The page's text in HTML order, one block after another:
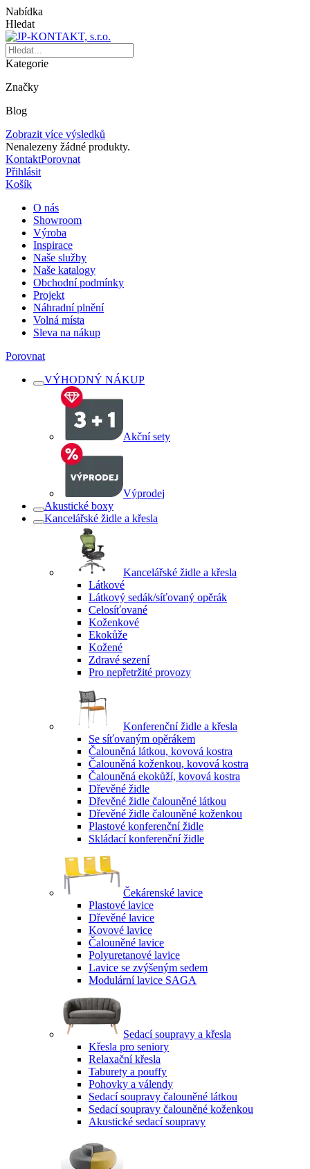
Nabídka
Hledat
Kategorie
Značky
Blog
Zobrazit více výsledků
Nenalezeny žádné produkty.
KontaktPorovnat
Přihlásit
Košík
O nás
Showroom
Výroba
Inspirace
Naše služby
Naše katalogy
Obchodní podmínky
Projekt
Náhradní plnění
Volná místa
Sleva na nákup
Porovnat
VÝHODNÝ NÁKUP
Akční sety
Výprodej
Akustické boxy
Kancelářské židle a křesla
Kancelářské židle a křesla
Látkové
Látkový sedák/síťovaný opěrák
Celosíťované
Koženkové
Ekokůže
Kožené
Zdravé sezení
Pro nepřetržité provozy
Konferenční židle a křesla
Se síťovaným opěrákem
Čalouněná látkou, kovová kostra
Čalouněná koženkou, kovová kostra
Čalouněná ekokůží, kovová kostra
Dřevěné židle
Dřevěné židle čalouněné látkou
Dřevěné židle čalouněné koženkou
Plastové konferenční židle
Skládací konferenční židle
Čekárenské lavice
Plastové lavice
Dřevěné lavice
Kovové lavice
Čalouněné lavice
Polyuretanové lavice
Lavice se zvýšeným sedem
Modulární lavice SAGA
Sedací soupravy a křesla
Křesla pro seniory
Relaxační křesla
Taburety a pouffy
Pohovky a válendy
Sedací soupravy čalouněné látkou
Sedací soupravy čalouněné koženkou
Akustické sedací soupravy